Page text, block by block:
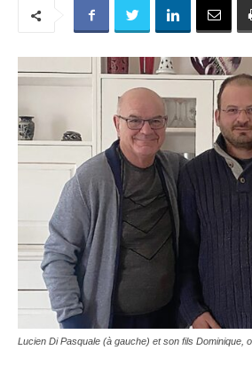
Lucien Di Pasquale (à gauche) et son fils Dominique,